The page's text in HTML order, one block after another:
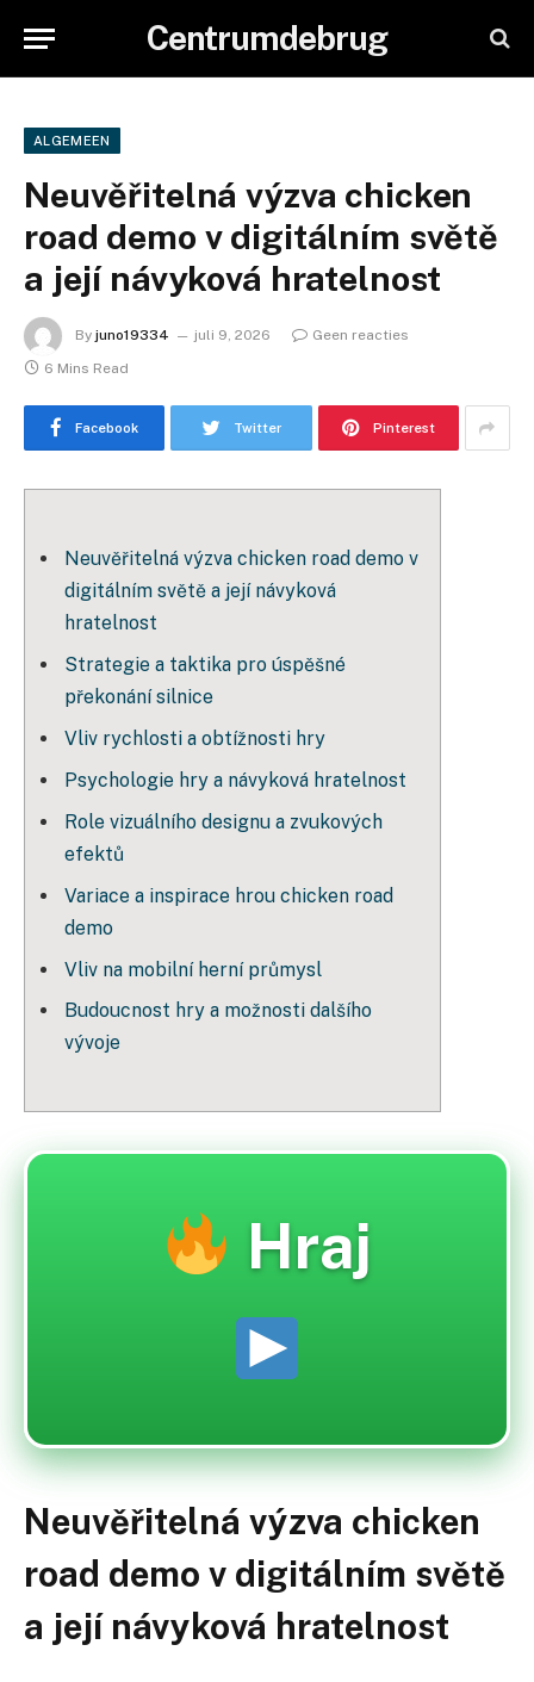
Centrumdebrug
ALGEMEEN
Neuvěřitelná výzva chicken
road demo v digitálním světě
a její návyková hratelnost
By juno19334 juli 9, 2026
Geen reacties
6 Mins Read
Facebook Twitter Pinterest
Neuvěřitelná výzva chicken road demo v
digitálním světě a její návyková
hratelnost
Strategie a taktika pro úspěšné
překonání silnice
Vliv rychlosti a obtížnosti hry
Psychologie hry a návyková hratelnost
Role vizuálního designu a zvukových
efektů
Variace a inspirace hrou chicken road
demo
Vliv na mobilní herní průmysl
Budoucnost hry a možnosti dalšího
vývoje
Hraj
Neuvěřitelná výzva chicken
road demo v digitálním světě
a její návyková hratelnost